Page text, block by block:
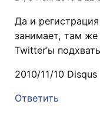
Да и
занимает, там
Twitter’ы
2010/11/10 Disqus
Ответить